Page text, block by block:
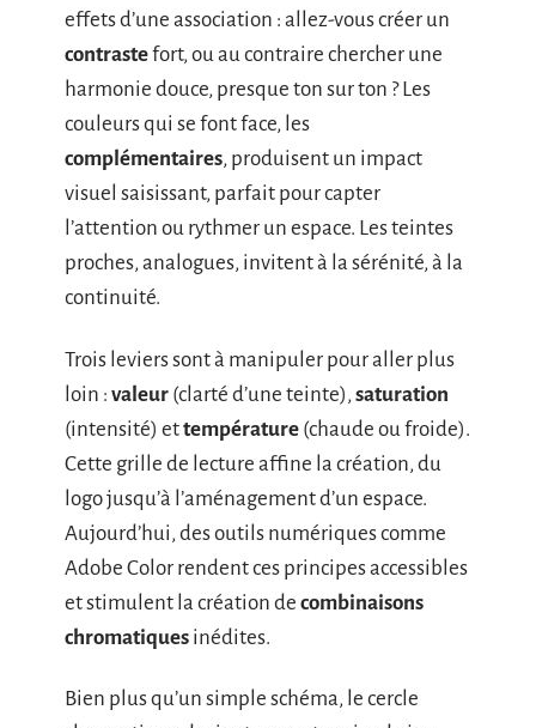
effets d’une association : allez-vous créer un
contrastefort, ou au contraire chercher une
harmonie douce, presque ton sur ton ? Les
couleurs qui se font face, les
complémentaires, produisent un impact
visuel saisissant, parfait pour capter
l’attention ou rythmer un espace. Les teintes
proches, analogues, invitent à la sérénité, à la
continuité.
Trois leviers sont à manipuler pour aller plus
loin : valeur (clarté d’une teinte), saturation
(intensité) ettempérature (chaude ou froide).
Cette grille de lecture affine la création, du
logo jusqu’à l’aménagement d’un espace.
Aujourd’hui, des outils numériques comme
Adobe Color rendent ces principes accessibles
et stimulent la création de combinaisons
chromatiques inédites.
Bien plus qu’un simple schéma, le cercle